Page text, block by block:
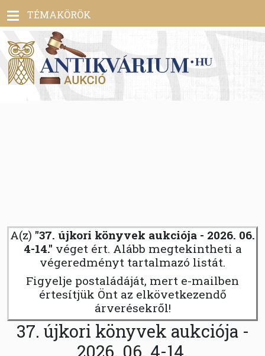
Toggle
navigation
TÉMAKÖRÖK
A(z) "37. újkori könyvek aukciója - 2026. 06.
4-14." véget ért. Alább megtekintheti a
végeredményt tartalmazó listát.
Figyelje postaládáját, mert e-mailben
értesítjük Önt az elkövetkezendő
árverésekről!
37. újkori könyvek aukciója -
2026. 06. 4-14.